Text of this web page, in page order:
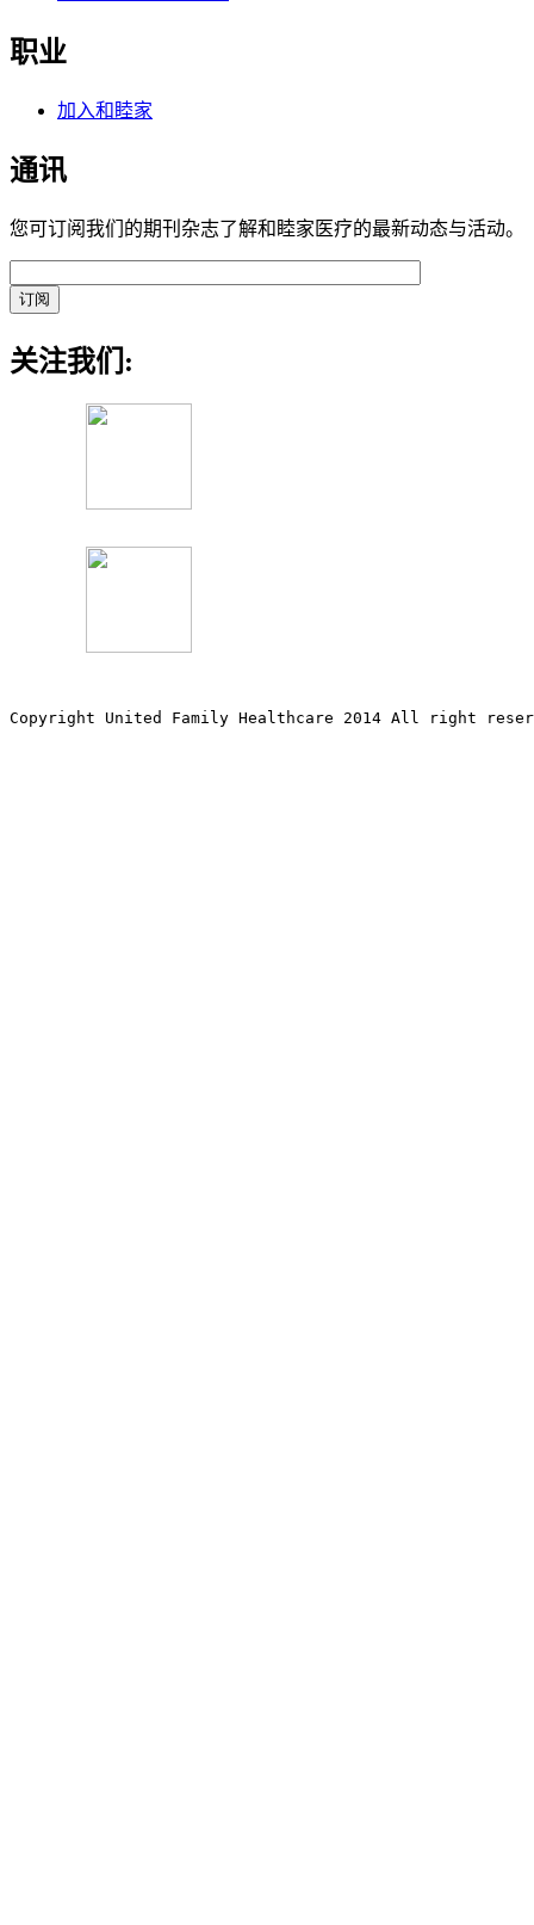
职业
加入和睦家
通讯
您可订阅我们的期刊杂志了解和睦家医疗的最新动态与活动。
关注我们:
Copyright United Family Healthcare 2014 All right